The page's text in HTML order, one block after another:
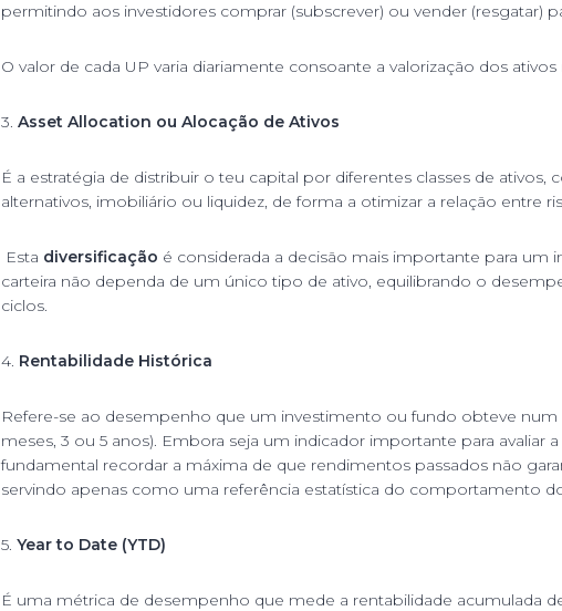
permitindo aos investidores comprar (subscrever) ou vender (resgatar)
O valor de cada UP varia diariamente consoante a valorização dos
3. Asset Allocation ou Alocação de Ativos
É a estratégia de distribuir o teu capital por diferentes classes de ativos,
alternativos, imobiliário ou liquidez, de forma a otimizar a relação entre
Esta diversificação é considerada a decisão mais importante para um
carteira não dependa de um único tipo de ativo, equilibrando o
ciclos.
4. Rentabilidade Histórica
Refere-se ao desempenho que um investimento ou fundo obteve num
meses, 3 ou 5 anos). Embora seja um indicador importante para avaliar a
fundamental recordar a máxima de que rendimentos passados não
servindo apenas como uma referência estatística do comportamento
5. Year to Date (YTD)
É uma métrica de desempenho que mede a rentabilidade acumulada